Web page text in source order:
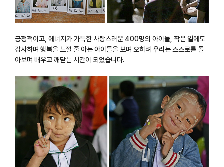
긍정적이고, 에너지가 가득한 사랑스러운 400명의 아이들, 작은 일에도
감사하며 행복을 느낄 줄 아는 아이들을 보며 오히려 우리는 스스로를 돌
아보며 배우고 깨닫는 시간이 되었습니다.